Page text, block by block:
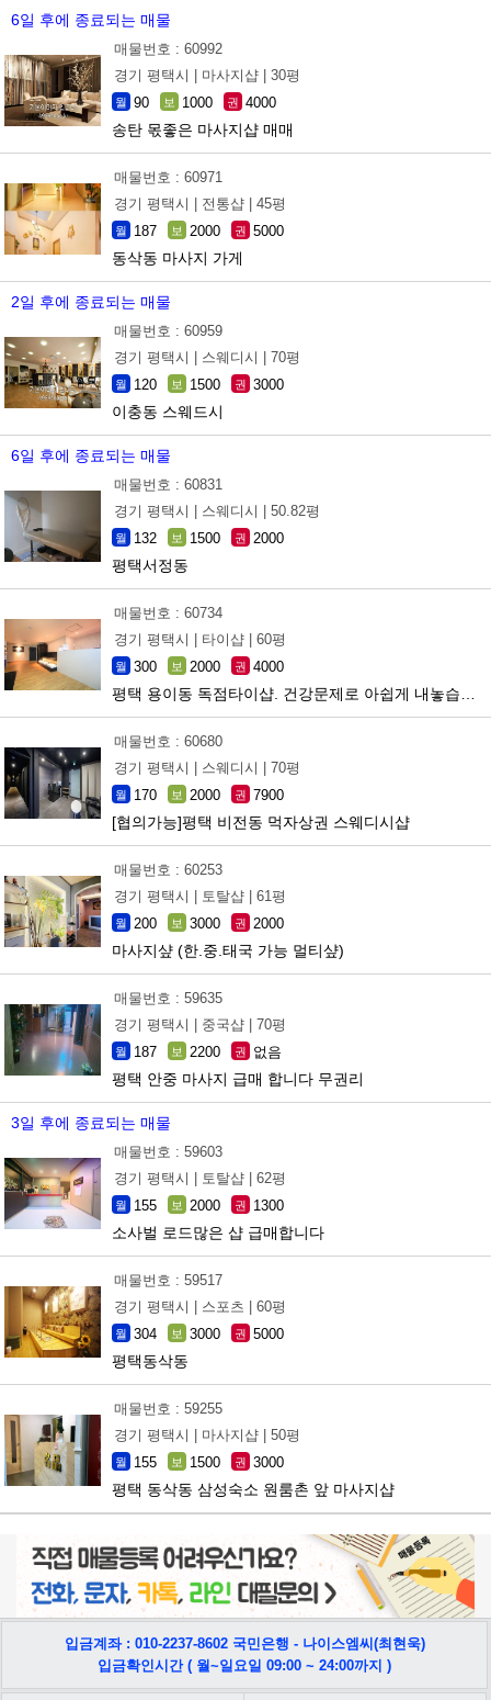
6일 후에 종료되는 매물
매물번호 : 60992
경기 평택시 |
마사지샵 | 30평
월 90 보 1000 권 4000
송탄 몫좋은 마사지샵 매매
매물번호 : 60971
경기 평택시 |
전통샵 | 45평
월 187 보 2000 권 5000
동삭동 마사지 가게
2일 후에 종료되는 매물
매물번호 : 60959
경기 평택시 |
스웨디시 | 70평
월 120 보 1500 권 3000
이충동 스웨드시
6일 후에 종료되는 매물
매물번호 : 60831
경기 평택시 |
스웨디시 | 50.82평
월 132 보 1500 권 2000
평택서정동
매물번호 : 60734
경기 평택시 |
타이샵 | 60평
월 300 보 2000 권 4000
매물번호 : 60680
경기 평택시 |
스웨디시 | 70평
월 170 보 2000 권 7900
[협의가능]평택 비전동 먹자상권 스웨디시샵
매물번호 : 60253
경기 평택시 |
토탈샵 | 61평
월 200 보 3000 권 2000
마사지샾 (한.중.태국 가능 멀티샾)
매물번호 : 59635
경기 평택시 |
중국샵 | 70평
월 187 보 2200 권 없음
평택 안중 마사지 급매 합니다 무권리
3일 후에 종료되는 매물
매물번호 : 59603
경기 평택시 |
토탈샵 | 62평
월 155 보 2000 권 1300
소사벌 로드많은 샵 급매합니다
매물번호 : 59517
경기 평택시 |
스포츠 | 60평
월 304 보 3000 권 5000
평택동삭동
매물번호 : 59255
경기 평택시 |
마사지샵 | 50평
월 155 보 1500 권 3000
평택 동삭동 삼성숙소 원룸촌 앞 마사지샵
입금계좌 : 010-2237-8602 국민은행 - 나이스엠씨(최현욱)
입금확인시간 ( 월~일요일 09:00 ~ 24:00까지 )